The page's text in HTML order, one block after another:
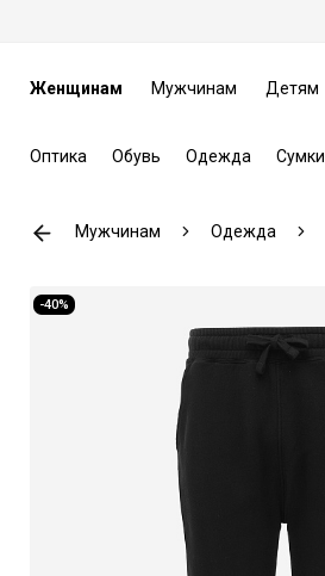
Женщинам Мужчинам Детям
Оптика Обувь Одежда Сумки
Мужчинам Одежда
-40%